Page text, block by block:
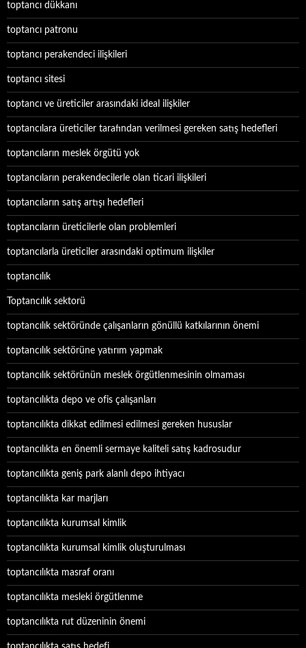
toptancı dükkanı
toptancı patronu
toptancı perakendeci ilişkileri
toptancı sitesi
toptancı ve üreticiler arasındaki ideal ilişkiler
toptancılara üreticiler tarafından verilmesi gereken satış hedefleri
toptancıların meslek örgütü yok
toptancıların perakendecilerle olan ticari ilişkileri
toptancıların satış artışı hedefleri
toptancıların üreticilerle olan problemleri
toptancılarla üreticiler arasındaki optimum ilişkiler
toptancılık
Toptancılık sektorü
toptancılık sektöründe çalışanların gönüllü katkılarının önemi
toptancılık sektörüne yatırım yapmak
toptancılık sektörünün meslek örgütlenmesinin olmaması
toptancılıkta depo ve ofis çalışanları
toptancılıkta dikkat edilmesi edilmesi gereken hususlar
toptancılıkta en önemli sermaye kaliteli satış kadrosudur
toptancılıkta geniş park alanlı depo ihtiyacı
toptancılıkta kar marjları
toptancılıkta kurumsal kimlik
toptancılıkta kurumsal kimlik oluşturulması
toptancılıkta masraf oranı
toptancılıkta mesleki örgütlenme
toptancılıkta rut düzeninin önemi